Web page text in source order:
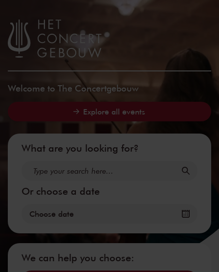
Welcome to The Concertgebouw
Explore all events
What are you looking for?
Or choose a date
Choose date
We can help you choose: